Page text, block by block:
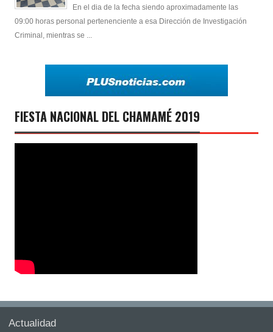
En el dia de la fecha siendo aproximadamente las
09:00 horas personal pertenenciente a esa Dirección de Investigación
Criminal, mientras se ...
FIESTA NACIONAL DEL CHAMAMÉ 2019
Actualidad